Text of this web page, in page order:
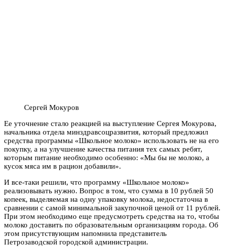
Сергей Мокуров
Ее уточнение стало реакцией на выступление Сергея Мокурова,
начальника отдела минздравсоцразвития, который предложил
средства программы «Школьное молоко» использовать не на его
покупку, а на улучшение качества питания тех самых ребят,
которым питание необходимо особенно: «Мы бы не молоко, а
кусок мяса им в рацион добавили».
И все-таки решили, что программу «Школьное молоко»
реализовывать нужно. Вопрос в том, что сумма в 10 рублей 50
копеек, выделяемая на одну упаковку молока, недостаточна в
сравнении с самой минимальной закупочной ценой от 11 рублей.
При этом необходимо еще предусмотреть средства на то, чтобы
молоко доставить по образовательным организациям города. Об
этом присутствующим напомнила представитель
Петрозаводской городской администрации.